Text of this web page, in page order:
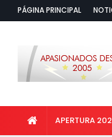
PÁGINA PRINCIPAL
APERTURA